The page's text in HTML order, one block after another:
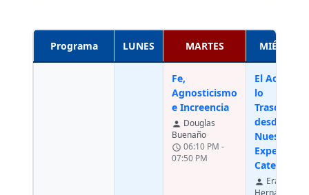
Programa LUNES MARTES
Fe,
Agnosticismo
e Increencia
person Douglas
Buenaño
schedule 06:10 PM -
07:50 PM
El Acceso a
lo
desde
Nuestra
Experiencia
Categorial
person Erardo
Hernández